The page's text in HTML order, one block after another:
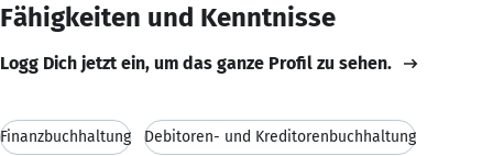
Fähigkeiten und Kenntnisse
Logg Dich jetzt ein, um das ganze Profil zu sehen.
Finanzbuchhaltung Debitoren- und Kreditorenbuchhaltung